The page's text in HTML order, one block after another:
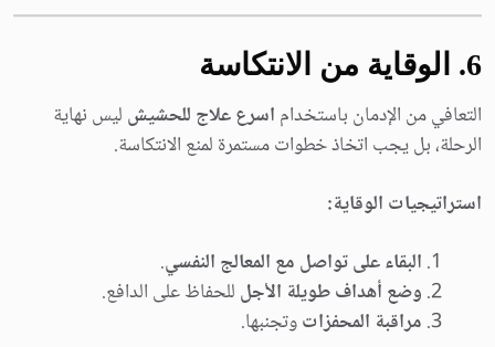
6. الوقاية من الانتكاسة
التعافي من الإدمان باستخدام اسرع علاج للحشيش ليس نهاية
الرحلة، بل يجب اتخاذ خطوات مستمرة لمنع الانتكاسة.
استراتيجيات الوقاية:
البقاء على تواصل مع المعالج النفسي.
وضع أهداف طويلة الأجل للحفاظ على الدافع.
مراقبة المحفزاتوتجنبها.